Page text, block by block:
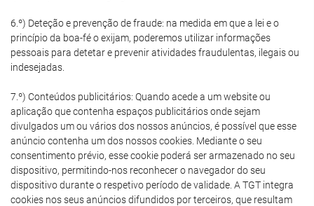
6.º) Deteção e prevenção de fraude: na medida em que a lei e o
princípio da boa-fé o exijam, poderemos utilizar informações
pessoais para detetar e prevenir atividades fraudulentas, ilegais ou
indesejadas.
7.º) Conteúdos publicitários: Quando acede a um website ou
aplicação que contenha espaços publicitários onde sejam
divulgados um ou vários dos nossos anúncios, é possível que esse
anúncio contenha um dos nossos cookies. Mediante o seu
consentimento prévio, esse cookie poderá ser armazenado no seu
dispositivo, permitindo-nos reconhecer o navegador do seu
dispositivo durante o respetivo período de validade. A TGT integra
cookies nos seus anúncios difundidos por terceiros, que resultam